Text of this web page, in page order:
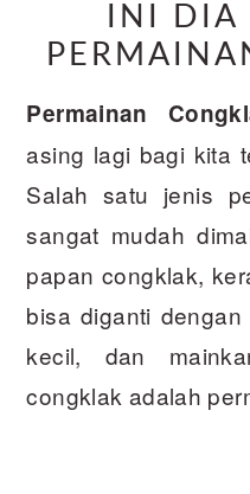
INI DIA
Permainan
asing lagi bagi kita
Salah satu jenis
sangat mudah
papan congklak,
bisa diganti
kecil, dan
congklak adalah